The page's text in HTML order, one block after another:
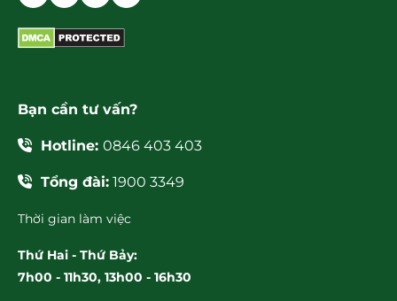
Bạn cần tư vấn?
Hotline: 0846 403 403
Tổng đài: 1900 3349
Thời gian làm việc
Thứ Hai - Thứ Bảy:
7h00 - 11h30, 13h00 - 16h30